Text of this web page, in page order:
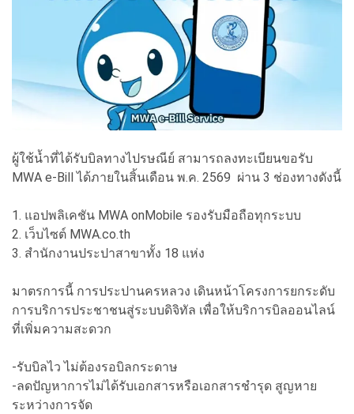
ผู้ใช้น้ำที่ได้รับบิลทางไปรษณีย์ สามารถลงทะเบียนขอรับ
MWA e-Bill ได้ภายในสิ้นเดือน พ.ค. 2569 ผ่าน 3 ช่องทางดังนี้
1. แอปพลิเคชัน MWA onMobile รองรับมือถือทุกระบบ
2. เว็บไซต์ MWA.co.th
3. สำนักงานประปาสาขาทั้ง 18 แห่ง
มาตรการนี้ การประปานครหลวง เดินหน้าโครงการยกระดับ
การบริการประชาชนสู่ระบบดิจิทัล เพื่อให้บริการบิลออนไลน์
ที่เพิ่มความสะดวก
-รับบิลไว ไม่ต้องรอบิลกระดาษ
-ลดปัญหาการไม่ได้รับเอกสารหรือเอกสารชำรุด สูญหาย
ระหว่างการจัด